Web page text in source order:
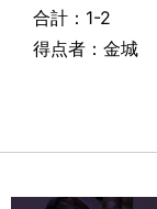
合計：1-2
得点者：金城